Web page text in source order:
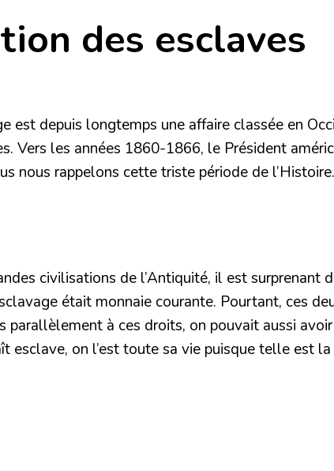
des esclaves
est depuis longtemps une affaire classée en
Vers les années 1860-1866, le Président
nous rappelons cette triste période de
civilisations de l’Antiquité, il est
était monnaie courante. Pourtant, ces
parallèlement à ces droits, on pouvait aussi
esclave, on l’est toute sa vie puisque telle est